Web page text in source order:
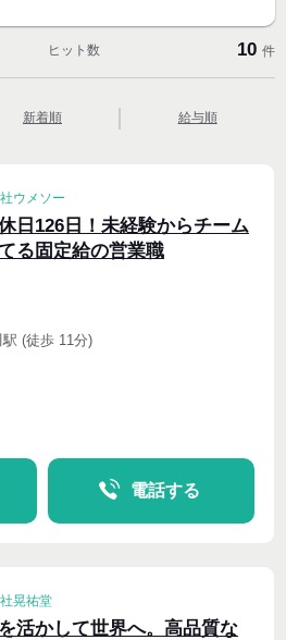
ヒット数 10 件
新着順 給与順
ウメソー
日126日！未経験からチーム
る固定給の営業職
(徒歩 11分)
電話する
晃祐堂
活かして世界へ。高品質な